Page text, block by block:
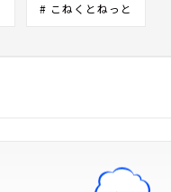
# こねくとねっと